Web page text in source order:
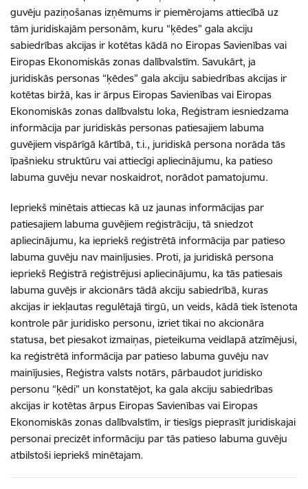
guvēju paziņošanas izņēmums ir piemērojams attiecībā uz
tām juridiskajām personām, kuru “ķēdes” gala akciju
sabiedrības akcijas ir kotētas kādā no Eiropas Savienības vai
Eiropas Ekonomiskās zonas dalībvalstīm. Savukārt, ja
juridiskās personas “ķēdes” gala akciju sabiedrības akcijas ir
kotētas biržā, kas ir ārpus Eiropas Savienības vai Eiropas
Ekonomiskās zonas dalībvalstu loka, Reģistram iesniedzama
informācija par juridiskās personas patiesajiem labuma
guvējiem vispārīgā kārtībā, t.i., juridiskā persona norāda tās
īpašnieku struktūru vai attiecīgi apliecinājumu, ka patieso
labuma guvēju nevar noskaidrot, norādot pamatojumu.
Iepriekš minētais attiecas kā uz jaunas informācijas par
patiesajiem labuma guvējiem reģistrāciju, tā sniedzot
apliecinājumu, ka iepriekš reģistrētā informācija par patieso
labuma guvēju nav mainījusies. Proti, ja juridiskā persona
iepriekš Reģistrā reģistrējusi apliecinājumu, ka tās patiesais
labuma guvējs ir akcionārs tādā akciju sabiedrībā, kuras
akcijas ir iekļautas regulētajā tirgū, un veids, kādā tiek īstenota
kontrole pār juridisko personu, izriet tikai no akcionāra
statusa, bet piesakot izmaiņas, pieteikuma veidlapā atzīmējusi,
ka reģistrētā informācija par patieso labuma guvēju nav
mainījusies, Reģistra valsts notārs, pārbaudot juridisko
personu “ķēdi” un konstatējot, ka gala akciju sabiedrības
akcijas ir kotētas ārpus Eiropas Savienības vai Eiropas
Ekonomiskās zonas dalībvalstīm, ir tiesīgs pieprasīt juridiskajai
personai precizēt informāciju par tās patieso labuma guvēju
atbilstoši iepriekš minētajam.